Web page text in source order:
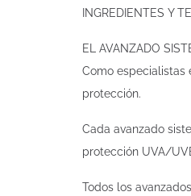
INGREDIENTES Y
EL AVANZADO
Como especialistas
protección.
Cada avanzado
protección UVA/
Todos los